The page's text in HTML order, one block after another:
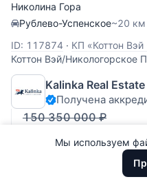
Николина Гора
Рублево-Успенское~20
ID: 117874 · КП «Коттон
Коттон Вэй/Никологорское
участок 44 соток с
охраняемом поселке
развитой
ИЖС. Коммуникации
Kalinka Real Estate
Получена
150 350 000 ₽
157 340 000 ₽
Все
Вчера
За неделю
ДолларыМы используем
ООО "ХоумХантер"
функционирования веб-сайта,